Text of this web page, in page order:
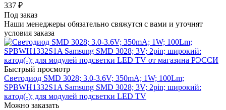
337 ₽
Под заказ
Наши менеджеры обязательно свяжутся с вами и уточнят
условия заказа
Быстрый просмотр
Светодиод SMD 3028; 3.0-3.6V; 350mA; 1W; 100Lm;
SPBWH1332S1A Samsung SMD 3028; 3V; 2pin; широкий:
катод(-); для модулей подсветки LED TV
Можно заказать